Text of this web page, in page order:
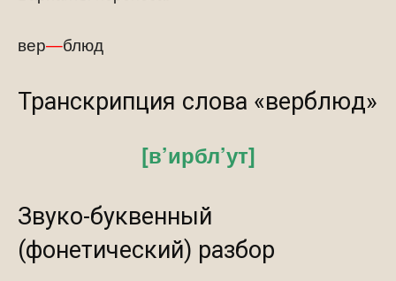
вер—блюд
Транскрипция слова «верблюд»
[в’ирбл’ут]
Звуко-буквенный
(фонетический) разбор